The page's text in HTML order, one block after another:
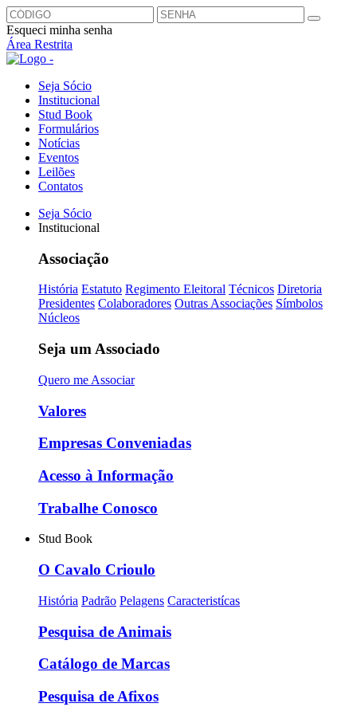
Esqueci minha senha
Área Restrita
Seja Sócio
Institucional
Stud Book
Formulários
Notícias
Eventos
Leilões
Contatos
Seja Sócio
Institucional
Associação
História Estatuto Regimento Eleitoral Técnicos Diretoria
Presidentes Colaboradores Outras Associações Símbolos
Núcleos
Seja um Associado
Quero me Associar
Valores
Empresas Conveniadas
Acesso à Informação
Trabalhe Conosco
Stud Book
O Cavalo Crioulo
História Padrão Pelagens Caracteristícas
Pesquisa de Animais
Catálogo de Marcas
Pesquisa de Afixos